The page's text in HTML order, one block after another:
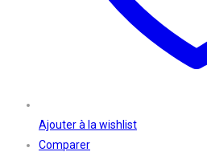
Ajouter à la wishlist
Comparer